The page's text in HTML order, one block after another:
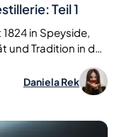
Teil 1
in Speyside,
und Tradition in der
von
für Nachhaltigkeit
Sherry Oak und
Daniela Rek